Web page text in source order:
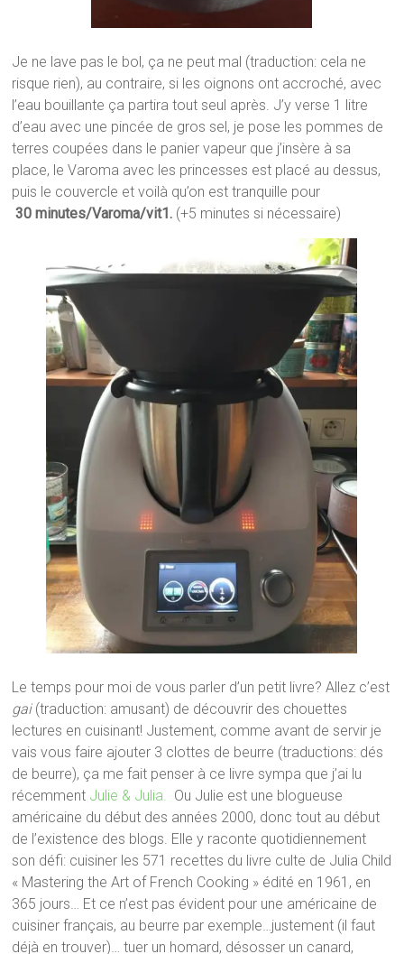
Je ne lave pas le bol, ça ne peut mal (traduction: cela ne
risque rien), au contraire, si les oignons ont accroché, avec
l’eau bouillante ça partira tout seul après. J’y verse 1 litre
d’eau avec une pincée de gros sel, je pose les pommes de
terres coupées dans le panier vapeur que j’insère à sa
place, le Varoma avec les princesses est placé au dessus,
puis le couvercle et voilà qu’on est tranquille pour
30 minutes/Varoma/vit1. (+5 minutes si nécessaire)
Le temps pour moi de vous parler d’un petit livre? Allez c’est
gai(traduction: amusant) de découvrir des chouettes
lectures en cuisinant! Justement, comme avant de servir je
vais vous faire ajouter 3 clottes de beurre (traductions: dés
de beurre), ça me fait penser à ce livre sympa que j’ai lu
récemment Julie & Julia. Ou Julie est une blogueuse
américaine du début des années 2000, donc tout au début
de l’existence des blogs. Elle y raconte quotidiennement
son défi: cuisiner les 571 recettes du livre culte de Julia Child
« Mastering the Art of French Cooking » édité en 1961, en
365 jours… Et ce n’est pas évident pour une américaine de
cuisiner français, au beurre par exemple…justement (il faut
déjà en trouver)… tuer un homard, désosser un canard,